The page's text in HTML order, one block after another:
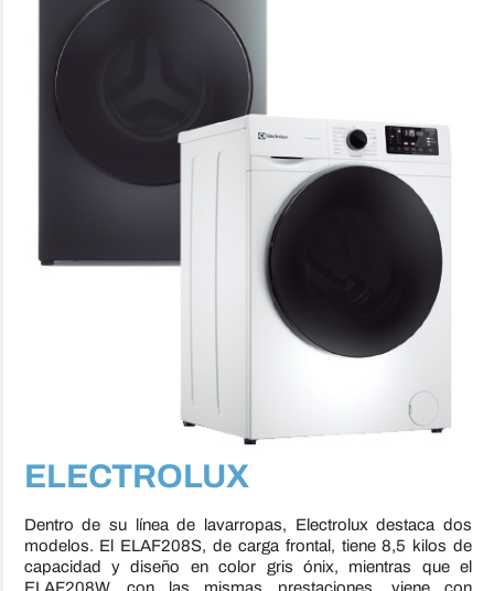
ELECTROLUX
Dentro de su línea de lavarropas, Electrolux destaca dos
modelos. El ELAF208S, de carga frontal, tiene 8,5 kilos de
capacidad y diseño en color gris ónix, mientras que el
ELAF208W, con las mismas prestaciones, viene con